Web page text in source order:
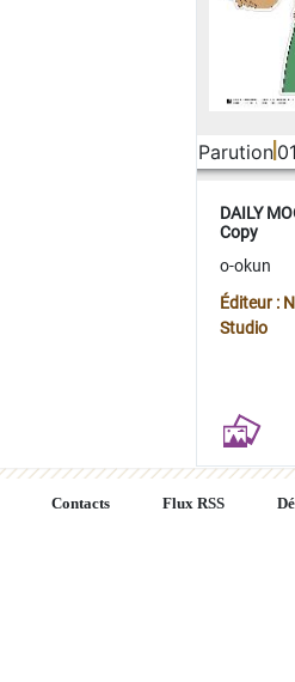
Parution
DAILY
Copy
o-okun
Éditeur :
Studio
Contacts Flux RSS